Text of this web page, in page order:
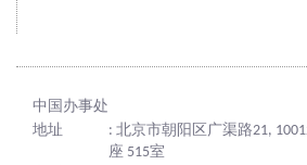
中国办事处
地址
: 北京市朝阳区广渠路21,
座 515室